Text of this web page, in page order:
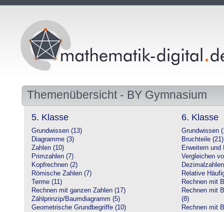
Themenübersicht - BY Gymnasium
5. Klasse
Grundwissen (13)
Diagramme (3)
Zahlen (10)
Primzahlen (7)
Kopfrechnen (2)
Römische Zahlen (7)
Terme (11)
Rechnen mit ganzen Zahlen (17)
Zählprinzip/Baumdiagramm (5)
Geometrische Grundbegriffe (10)
6. Klasse
Grundwissen
Bruchteile (21)
Erweitern und
Vergleichen
Relative
Rechnen mit
Rechnen mit
(8)
Rechnen mit